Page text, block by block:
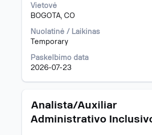
Vietovė
BOGOTA, CO
Nuolatinė / Laikinas
Temporary
Paskelbimo data
2026-07-23
apie
pareigybę,
pasirinkite
spausdami
tarpo
klavišą.
Pavadinimas
Analista/Auxiliar
Administrativo
Norėdami
visą